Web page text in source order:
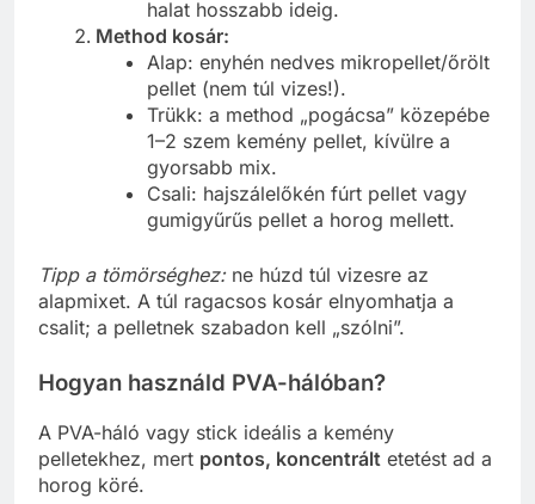
halat hosszabb ideig.
Method kosár:
Alap: enyhén nedves mikropellet/őrölt
pellet (nem túl vizes!).
Trükk: a method „pogácsa” közepébe
1–2 szem kemény pellet, kívülre a
gyorsabb mix.
Csali: hajszálelőkén fúrt pellet vagy
gumigyűrűs pellet a horog mellett.
Tipp a tömörséghez:ne húzd túl vizesre az
alapmixet. A túl ragacsos kosár elnyomhatja a
csalit; a pelletnek szabadon kell „szólni”.
Hogyan használd PVA-hálóban?
A PVA-háló vagy stick ideális a kemény
pelletekhez, mert pontos, koncentrált etetést ad a
horog köré.